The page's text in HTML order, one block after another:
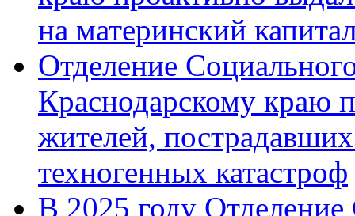
на материнский
Отделение
Краснодарскому краю
жителей,
техногенных катастроф
В 2025 году